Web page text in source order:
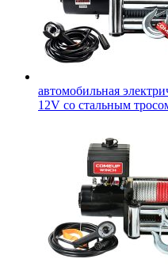
автомобильная
12V со стальным